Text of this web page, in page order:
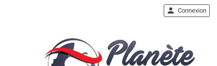
 Connexion